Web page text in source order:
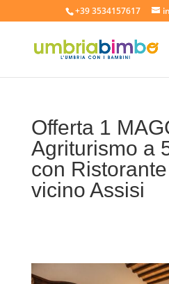
+39 3534157617
Offerta 1
Agriturismo a
con
vicino Assisi